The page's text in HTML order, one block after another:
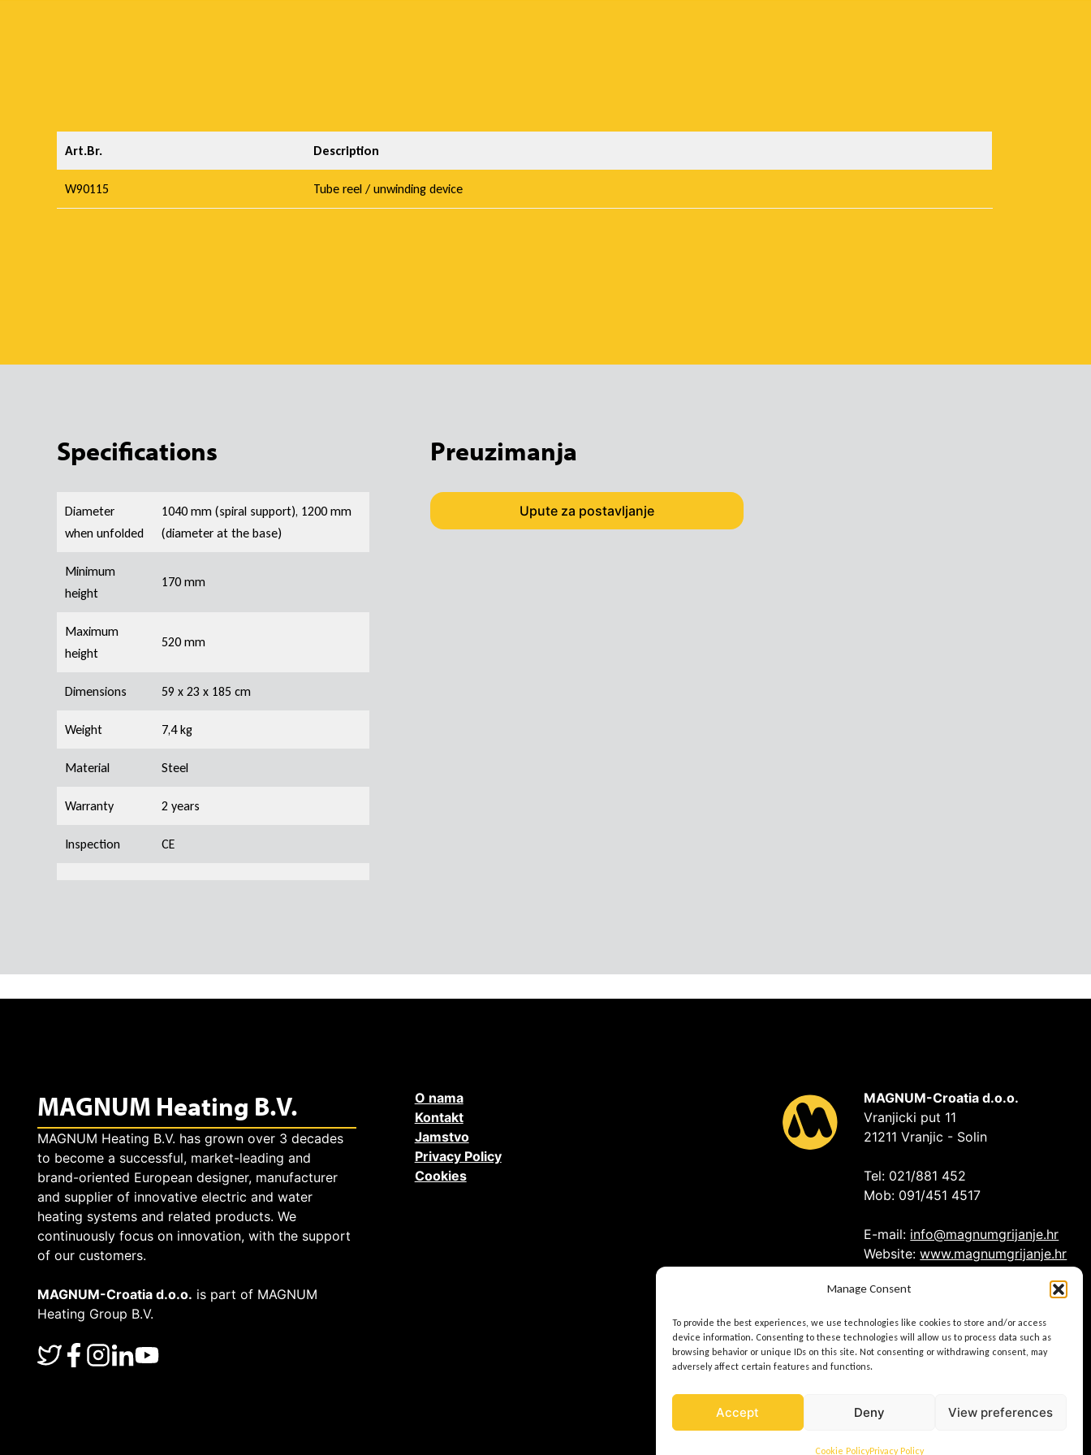
Manage Consent
To provide the best experiences, we use technologies like cookies to store and/or access
device information. Consenting to these technologies will allow us to process data such as
browsing behavior or unique IDs on this site. Not consenting or withdrawing consent, may
adversely affect certain features and functions.
Accept Deny View preferences
Cookie PolicyPrivacy Policy
Art.Br. Description
W90115 Tube reel / unwinding device
Specifications
Diameter
when unfolded
1040 mm (spiral support), 1200 mm
(diameter at the base)
Minimum
height
170 mm
Maximum
height
520 mm
Dimensions 59 x 23 x 185 cm
Weight 7,4 kg
Material Steel
Warranty 2 years
Inspection CE
Preuzimanja
Upute za postavljanje
MAGNUM Heating B.V.
MAGNUM Heating B.V. has grown over 3 decades
to become a successful, market-leading and
brand-oriented European designer, manufacturer
and supplier of innovative electric and water
heating systems and related products. We
continuously focus on innovation, with the support
of our customers.
MAGNUM-Croatia d.o.o. is part of MAGNUM
Heating Group B.V.
O nama
Kontakt
Jamstvo
Privacy Policy
Cookies
MAGNUM-Croatia d.o.o.
Vranjicki put 11
21211 Vranjic - Solin
Tel: 021/881 452
Mob: 091/451 4517
E-mail: info@magnumgrijanje.hr
Website:www.magnumgrijanje.hr
OIB: 62152915182